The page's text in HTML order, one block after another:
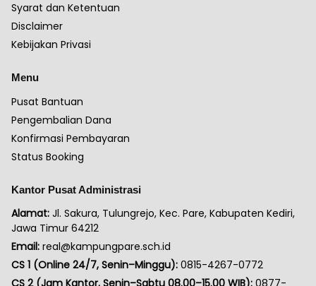
Syarat dan Ketentuan
Disclaimer
Kebijakan Privasi
Menu
Pusat Bantuan
Pengembalian Dana
Konfirmasi Pembayaran
Status Booking
Kantor Pusat Administrasi
Alamat: Jl. Sakura, Tulungrejo, Kec. Pare, Kabupaten Kediri,
Jawa Timur 64212
Email: real@kampungpare.sch.id
CS 1 (Online 24/7, Senin–Minggu): 0815-4267-0772